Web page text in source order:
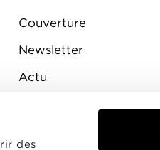
des
Couverture
Newsletter
Actu